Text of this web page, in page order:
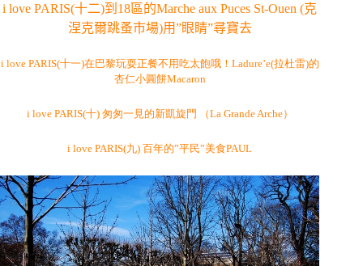
i love PARIS(十二)到18區的Marche aux Puces St-Ouen (克
涅克爾跳蚤市場)用”眼睛”尋寶去
i love PARIS(十一)在巴黎玩耍正餐不用吃太飽哦！Ladure’e(拉杜雷)的
杏仁小圓餅Macaron
i love PARIS(十) 匆匆一見的新凱旋門 （La Grande Arche）
i love PARIS(九) 百年的”平民”美食PAUL